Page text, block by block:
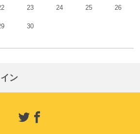
23 24 25 26
30
ン